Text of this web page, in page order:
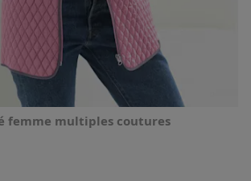
femme multiples coutures